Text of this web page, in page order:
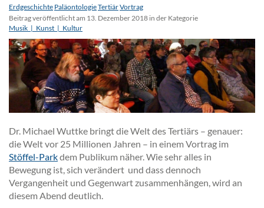
Erdgeschichte PaläontologieTertiärVortrag
Beitrag veröffentlicht am 13. Dezember 2018 in der Kategorie
Musik_|_Kunst_|_Kultur
Dr. Michael Wuttke bringt die Welt des Tertiärs – genauer:
die Welt vor 25 Millionen Jahren – in einem Vortrag im
Stöffel-Parkdem Publikum näher. Wie sehr alles in
Bewegung ist, sich verändert und dass dennoch
Vergangenheit und Gegenwart zusammenhängen, wird an
diesem Abend deutlich.